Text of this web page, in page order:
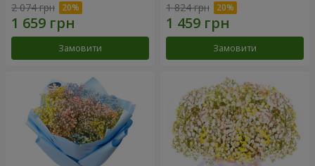
2 074 грн
Замовити
1 824 грн
Замовити